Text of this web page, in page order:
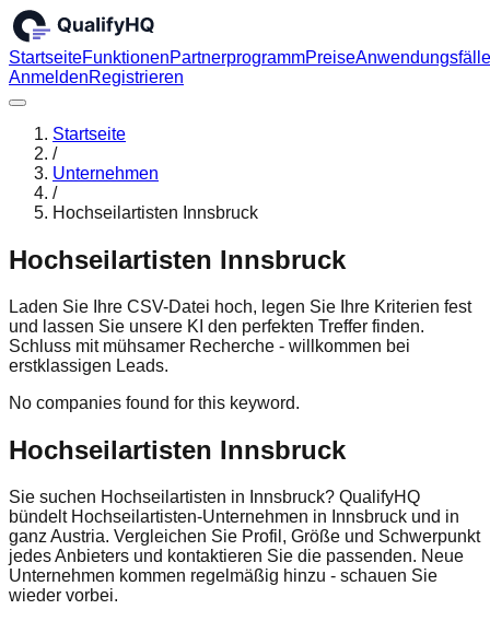
StartseiteFunktionenPartnerprogrammPreiseAnwendungsfälle
AnmeldenRegistrieren
Startseite
/
Unternehmen
/
Hochseilartisten Innsbruck
Hochseilartisten Innsbruck
Laden Sie Ihre CSV-Datei hoch, legen Sie Ihre Kriterien fest
und lassen Sie unsere KI den perfekten Treffer finden.
Schluss mit mühsamer Recherche - willkommen bei
erstklassigen Leads.
No companies found for this keyword.
Hochseilartisten Innsbruck
Sie suchen Hochseilartisten in Innsbruck? QualifyHQ
bündelt Hochseilartisten-Unternehmen in Innsbruck und in
ganz Austria. Vergleichen Sie Profil, Größe und Schwerpunkt
jedes Anbieters und kontaktieren Sie die passenden. Neue
Unternehmen kommen regelmäßig hinzu - schauen Sie
wieder vorbei.